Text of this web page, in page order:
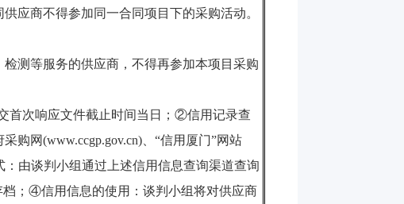
应商不得参加同一合同项目下的采购活动。
测等服务的供应商，不得再参加本项目采购
首次响应文件截止时间当日；②信用记录查
采购网(www.ccgp.gov.cn) 、“信用厦门”网站
由谈判小组通过上述信用信息查询渠道查询
；④信用信息的使用：谈判小组将对供应商